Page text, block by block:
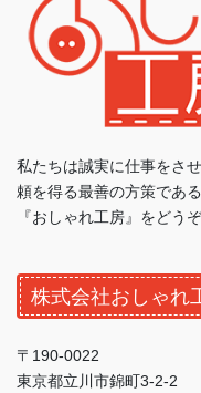
私たちは誠実に仕事をさ
頼を得る最善の方策であ
『おしゃれ工房』をどう
株式会社おしゃれ
〒190-0022
東京都立川市錦町3-2-2